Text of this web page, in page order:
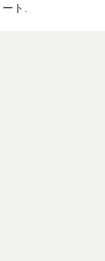
ト.